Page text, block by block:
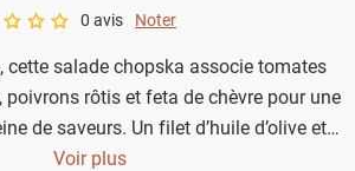
rating of 0 out of 5.
0 avis Noter
cette salade chopska associe tomates
poivrons rôtis et feta de chèvre pour une
de saveurs. Un filet d’huile d’olive et
suffisent à sublimer ce classique des
Voir plus